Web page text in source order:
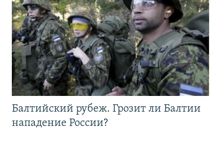
Балтийский рубеж. Грозит ли Балтии
нападение России?